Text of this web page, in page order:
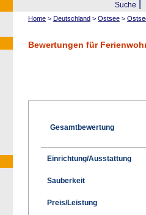
Suche
Home > Deutschland > Ostsee >
Bewertungen für
Gesamtbewertung
Einrichtung/Ausstattung
Sauberkeit
Preis/Leistung